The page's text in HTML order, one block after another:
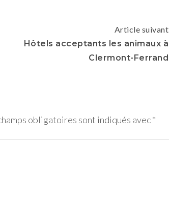
Article suivant
Hôtels acceptants les animaux à
Clermont-Ferrand
obligatoires sont indiqués avec*